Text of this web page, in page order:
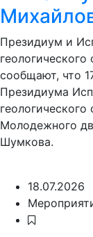
Президиум и
сообщают, что
Президиума
Молодежного
Шумкова.
18.07.2026